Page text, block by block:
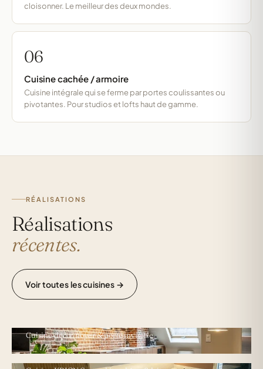
cloisonner. Le meilleur des deux mondes.
06
Cuisine cachée / armoire
Cuisine intégrale qui se ferme par portes coulissantes ou
pivotantes. Pour studios et lofts haut de gamme.
RÉALISATIONS
Réalisations
récentes.
Voir toutes les cuisines →
Cuisine décor noyer & porte invisible